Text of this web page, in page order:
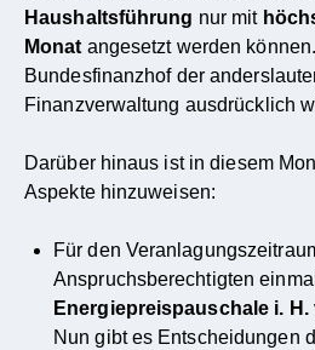
Haushaltsführung nur mit
Monat angesetzt werden
Bundesfinanzhof der
Finanzverwaltung ausdrücklich
Darüber hinaus ist in diesem
Aspekte hinzuweisen:
Für den
Anspruchsberechtigten
Energiepreispauschale i. H.
Nun gibt es Entscheidungen